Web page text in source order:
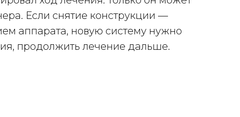
Если снятие конструкции —
аппарата, новую систему нужно
продолжить лечение дальше.